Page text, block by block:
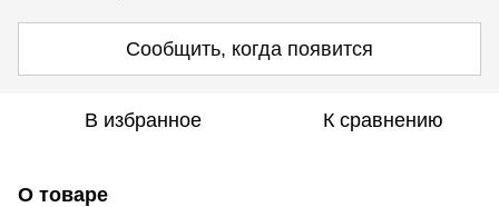
Сообщить, когда появится
В избранное К сравнению
О товаре